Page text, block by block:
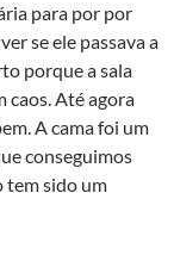
para por por
se ele passava a
porque a sala
caos. Até agora
A cama foi um
conseguimos
tem sido um